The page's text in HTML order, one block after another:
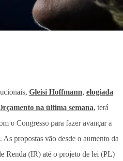
Gleisi Hoffmann, elogiada
na última semana, terá
o Congresso para fazer avançar a
propostas vão desde o aumento da
Renda (IR) até o projeto de lei (PL)